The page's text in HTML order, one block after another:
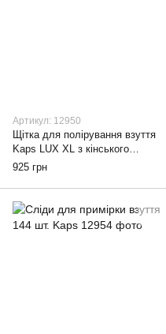
Артикул: 12950
Щітка для полірування взуття
Kaps LUX XL з кінського
волоса велика 20 см
925 грн